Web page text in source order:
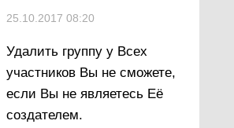
25.10.2017 08:20
Удалить группу у Всех
участников Вы не сможете,
если Вы не являетесь Её
создателем.